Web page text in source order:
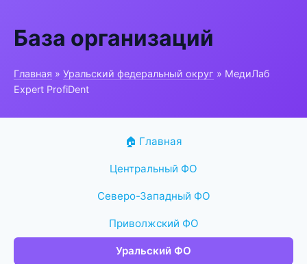
База организаций
Главная » Уральский федеральный округ » МедиЛаб
Expert ProfiDent
🏠 Главная
Центральный ФО
Северо-Западный ФО
Приволжский ФО
Уральский ФО